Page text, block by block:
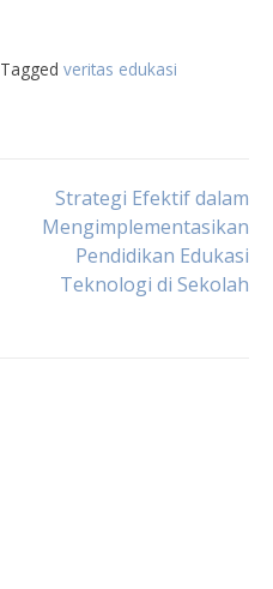
Tagged veritas edukasi
Strategi Efektif dalam
Mengimplementasikan
Pendidikan Edukasi
Teknologi di Sekolah